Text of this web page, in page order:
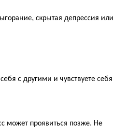
скрытая депрессия или
с другими и чувствуете себя
может проявиться позже. Не